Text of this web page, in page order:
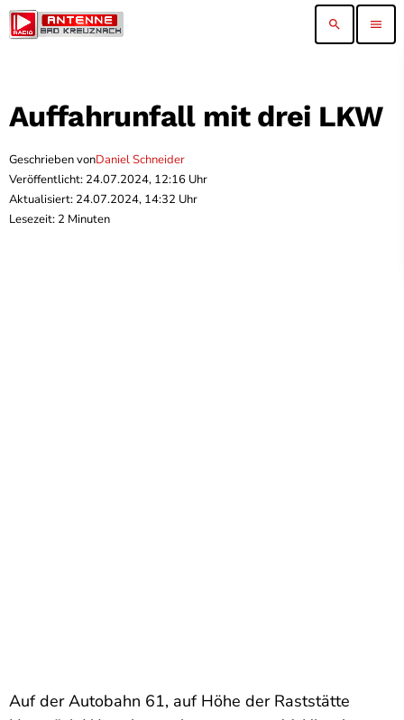
search menu
Auffahrunfall mit drei LKW
Geschrieben vonDaniel Schneider
Veröffentlicht: 24.07.2024, 12:16 Uhr
Aktualisiert: 24.07.2024, 14:32 Uhr
Lesezeit: 2 Minuten
Auf der Autobahn 61, auf Höhe der Raststätte